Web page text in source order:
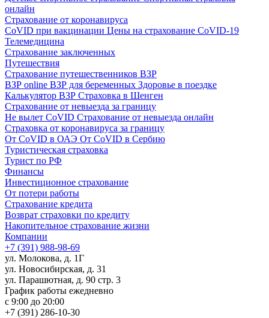
онлайн
Страхование от коронавируса
CoVID при вакцинации Цены на страхование CoVID-19
Телемедицина
Страхование заключенных
Путешествия
Страхование путешественников ВЗР
ВЗР online ВЗР для беременных Здоровье в поездке
Калькулятор ВЗР Страховка в Шенген
Страхование от невыезда за границу
Не вылет CoVID Страхование от невыезда онлайн
Страховка от коронавируса за границу
От CoVID в ОАЭ От CoVID в Сербию
Туристическая страховка
Турист по РФ
Финансы
Инвестиционное страхование
От потери работы
Страхование кредита
Возврат страховки по кредиту
Накопительное страхование жизни
Компании
+7 (391) 988-98-69
ул. Молокова, д. 1Г
ул. Новосибирская, д. 31
ул. Парашютная, д. 90 стр. 3
График работы ежедневно
с 9:00 до 20:00
+7 (391) 286-10-30